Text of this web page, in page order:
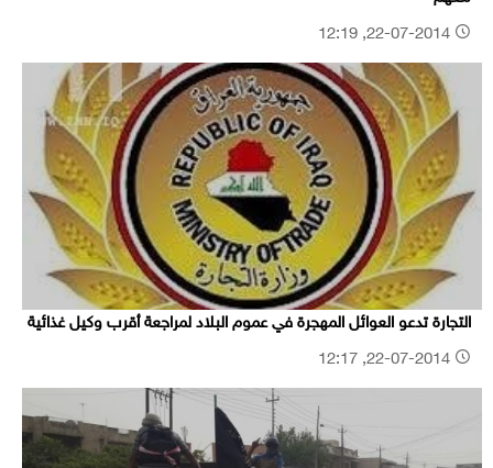
التجارة تدعو العوائل المهجرة في عموم البلاد لمراجعة أقرب وكيل غذائية